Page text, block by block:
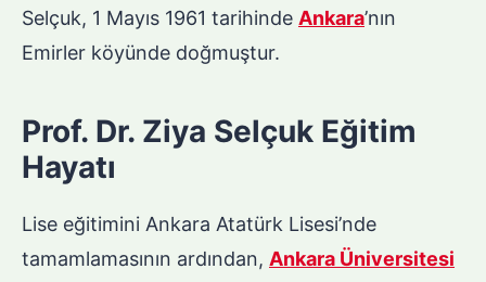
Selçuk, 1 Mayıs 1961 tarihinde Ankara’nın
Emirler köyünde doğmuştur.
Prof. Dr. Ziya Selçuk Eğitim
Hayatı
Lise eğitimini Ankara Atatürk Lisesi’nde
tamamlamasının ardından, Ankara Üniversitesi